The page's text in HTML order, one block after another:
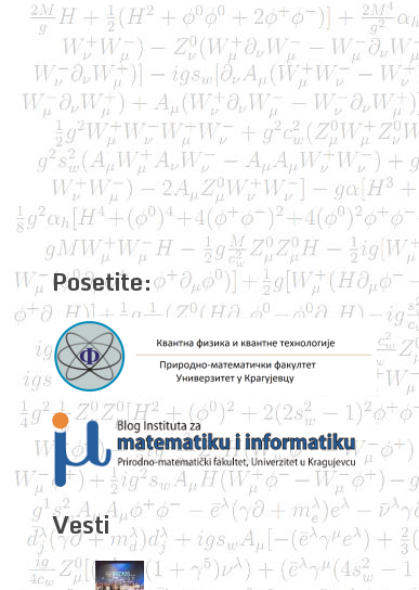
Posetite:
Vesti